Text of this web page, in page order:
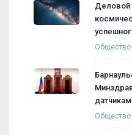
Деловой
Общество
Общество